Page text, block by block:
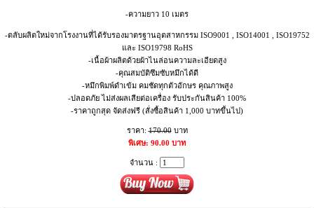
-ความยาว 10 เมตร
-ตลับผลิตใหม่จากโรงงานที่ได้รับรองมาตรฐานอุตสาหกรรม ISO9001 , ISO14001 , ISO19752
และ ISO19798 RoHS
-เนื้อผ้าผลิตด้วยผ้าไนล่อนความละเอียดสูง
-คุณสมบัติซึมซับหมึกได้ดี
-หมึกพิมพ์ดำเข้ม คมชัดทุกตัวอักษร คุณภาพสูง
-ปลอดภัย ไม่ส่งผลเสียต่อเครื่อง รับประกันสินค้า 100%
-ราคาถูกสุด จัดส่งฟรี (สั่งซื้อสินค้า 1,000 บาทขึ้นไป)
ราคา:170.00บาท
พิเศษ: 90.00 บาท
จำนวน :